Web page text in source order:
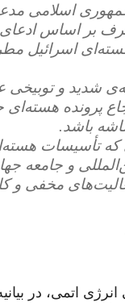
اسلامی
بر اساس
اسرائیل
شدید و توبیخی
پرونده
باشد.
تأسیسات
و جامعه
مخفی و
اتمی، در